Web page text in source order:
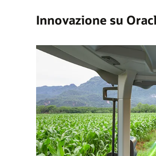
Innovazione su